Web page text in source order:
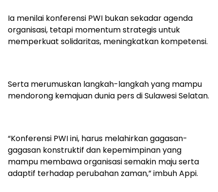
Ia menilai konferensi PWI bukan sekadar agenda
organisasi, tetapi momentum strategis untuk
memperkuat solidaritas, meningkatkan kompetensi.
Serta merumuskan langkah-langkah yang mampu
mendorong kemajuan dunia pers di Sulawesi Selatan.
“Konferensi PWI ini, harus melahirkan gagasan-
gagasan konstruktif dan kepemimpinan yang
mampu membawa organisasi semakin maju serta
adaptif terhadap perubahan zaman,” imbuh Appi.